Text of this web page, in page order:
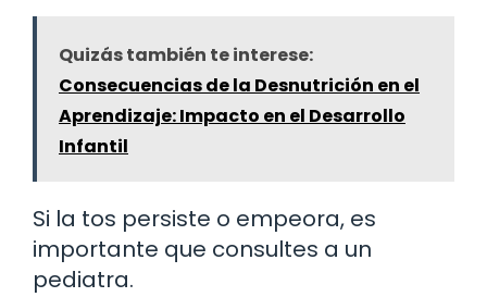
Quizás también te interese:
Consecuencias de la Desnutrición en el
Aprendizaje: Impacto en el Desarrollo
Infantil
Si la tos persiste o empeora, es
importante que consultes a un
pediatra.